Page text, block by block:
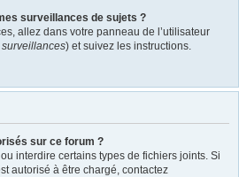
surveillances de sujets ?
allez dans votre panneau de l’utilisateur
) et suivez les instructions.
sur ce forum ?
interdire certains types de fichiers joints. Si
autorisé à être chargé, contactez